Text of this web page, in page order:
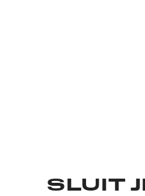
SLUIT